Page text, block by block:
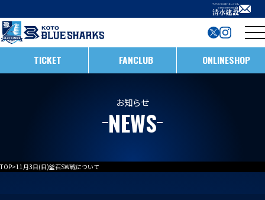
TICKET FANCLUB ONLINESHOP
お知らせ
NEWS
TOP>11月3日(日)釜石SW戦について
インフォメーション